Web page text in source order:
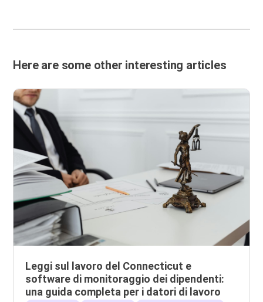
Here are some other interesting articles
Leggi sul lavoro del Connecticut e
software di monitoraggio dei dipendenti:
una guida completa per i datori di lavoro